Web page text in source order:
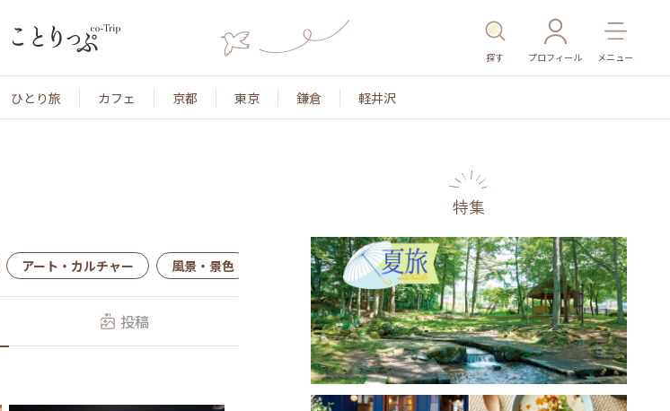
探す プロフィール メニュー
ひとり旅 カフェ 京都 東京 鎌倉 軽井沢
アート・カルチャー 風景・景色 名所・旧跡 温泉・スパ その他施設 ごはん
投稿
特集